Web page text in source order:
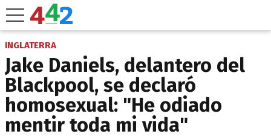
INGLATERRA
Jake Daniels, delantero del
Blackpool, se declaró
homosexual: "He odiado
mentir toda mi vida"